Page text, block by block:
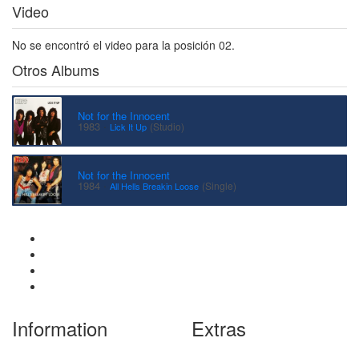
Video
No se encontró el video para la posición 02.
Otros Albums
Not for the Innocent
1983 · Lick It Up (Studio)
Not for the Innocent
1984 · All Hells Breakin Loose (Single)
Information Extras